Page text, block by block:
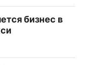
бизнес в